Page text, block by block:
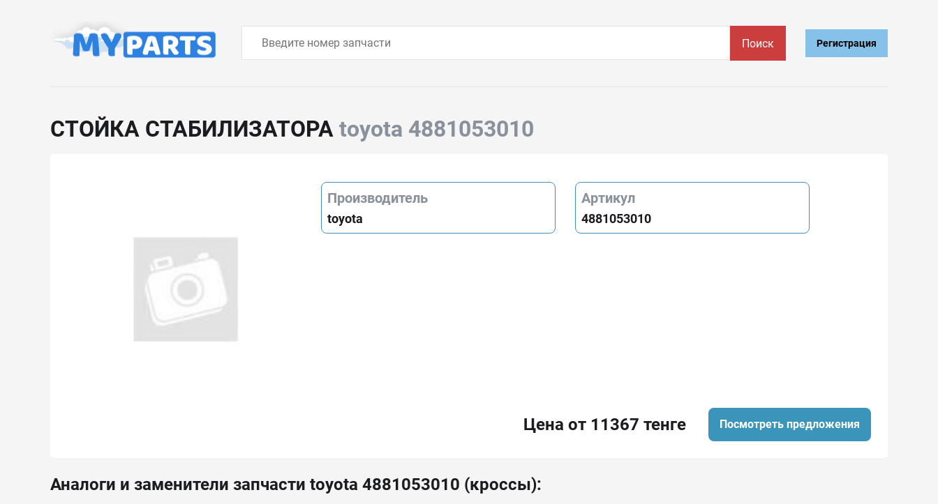
Поиск Регистрация
СТОЙКА СТАБИЛИЗАТОРА toyota 4881053010
Производитель
toyota
Артикул
4881053010
Цена от 11367 тенге Посмотреть предложения
Аналоги и заменители запчасти toyota 4881053010 (кроссы):